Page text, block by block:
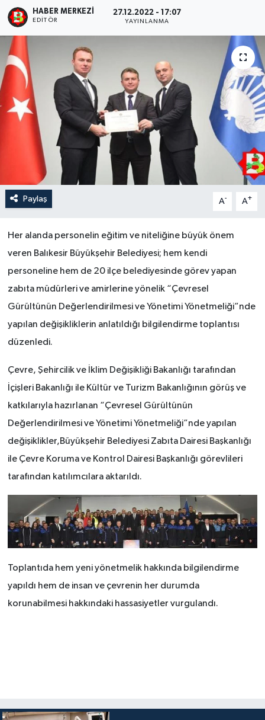
HABER MERKEZI
EDITÖR
27.12.2022 - 17:07
YAYINLANMA
Paylaş A- A+
Her alanda personelin eğitim ve niteliğine büyük önem
veren Balıkesir Büyükşehir Belediyesi; hem kendi
personeline hem de 20 ilçe belediyesinde görev yapan
zabıta müdürleri ve amirlerine yönelik “Çevresel
Gürültünün Değerlendirilmesi ve Yönetimi Yönetmeliği”nde
yapılan değişikliklerin anlatıldığı bilgilendirme toplantısı
düzenledi.
Çevre, Şehircilik ve İklim Değişikliği Bakanlığı tarafından
İçişleri Bakanlığı ile Kültür ve Turizm Bakanlığının görüş ve
katkılarıyla hazırlanan “Çevresel Gürültünün
Değerlendirilmesi ve Yönetimi Yönetmeliği”nde yapılan
değişiklikler,Büyükşehir Belediyesi Zabıta Dairesi Başkanlığı
ile Çevre Koruma ve Kontrol Dairesi Başkanlığı görevlileri
tarafından katılımcılara aktarıldı.
Toplantıda hem yeni yönetmelik hakkında bilgilendirme
yapıldı hem de insan ve çevrenin her durumda
korunabilmesi hakkındaki hassasiyetler vurgulandı.